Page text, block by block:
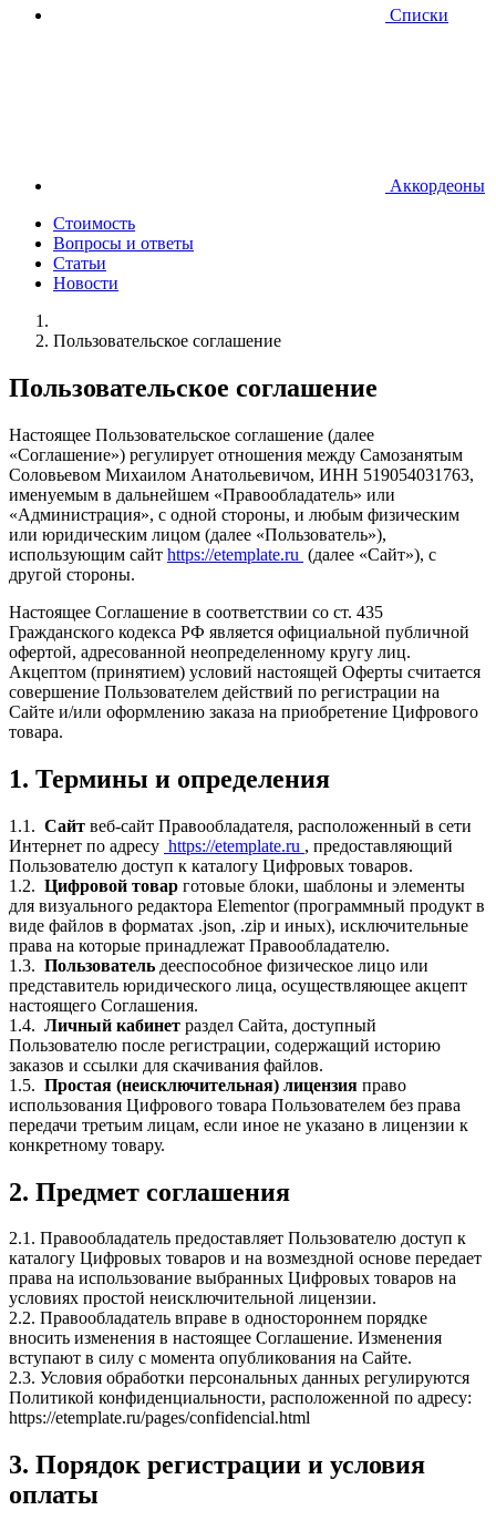
Списки
Аккордеоны
Стоимость
Вопросы и ответы
Статьи
Новости
Пользовательское соглашение
Пользовательское соглашение
Настоящее Пользовательское соглашение (далее
«Соглашение») регулирует отношения между Самозанятым
Соловьевом Михаилом Анатольевичом, ИНН 519054031763,
именуемым в дальнейшем «Правообладатель» или
«Администрация», с одной стороны, и любым физическим
или юридическим лицом (далее «Пользователь»),
использующим сайт https://etemplate.ru (далее «Сайт»), с
другой стороны.
Настоящее Соглашение в соответствии со ст. 435
Гражданского кодекса РФ является официальной публичной
офертой, адресованной неопределенному кругу лиц.
Акцептом (принятием) условий настоящей Оферты считается
совершение Пользователем действий по регистрации на
Сайте и/или оформлению заказа на приобретение Цифрового
товара.
1. Термины и определения
1.1. Сайт веб-сайт Правообладателя, расположенный в сети
Интернет по адресу https://etemplate.ru , предоставляющий
Пользователю доступ к каталогу Цифровых товаров.
1.2. Цифровой товар готовые блоки, шаблоны и элементы
для визуального редактора Elementor (программный продукт в
виде файлов в форматах .json, .zip и иных), исключительные
права на которые принадлежат Правообладателю.
1.3. Пользователь дееспособное физическое лицо или
представитель юридического лица, осуществляющее акцепт
настоящего Соглашения.
1.4. Личный кабинет раздел Сайта, доступный
Пользователю после регистрации, содержащий историю
заказов и ссылки для скачивания файлов.
1.5. Простая (неисключительная) лицензия право
использования Цифрового товара Пользователем без права
передачи третьим лицам, если иное не указано в лицензии к
конкретному товару.
2. Предмет соглашения
2.1. Правообладатель предоставляет Пользователю доступ к
каталогу Цифровых товаров и на возмездной основе передает
права на использование выбранных Цифровых товаров на
условиях простой неисключительной лицензии.
2.2. Правообладатель вправе в одностороннем порядке
вносить изменения в настоящее Соглашение. Изменения
вступают в силу с момента опубликования на Сайте.
2.3. Условия обработки персональных данных регулируются
Политикой конфиденциальности, расположенной по адресу:
https://etemplate.ru/pages/confidencial.html
3. Порядок регистрации и условия
оплаты